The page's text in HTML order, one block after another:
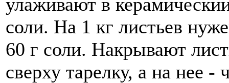
соли. На 1 кг листьев
60 г соли. Накрывают
сверху тарелку, а на нее